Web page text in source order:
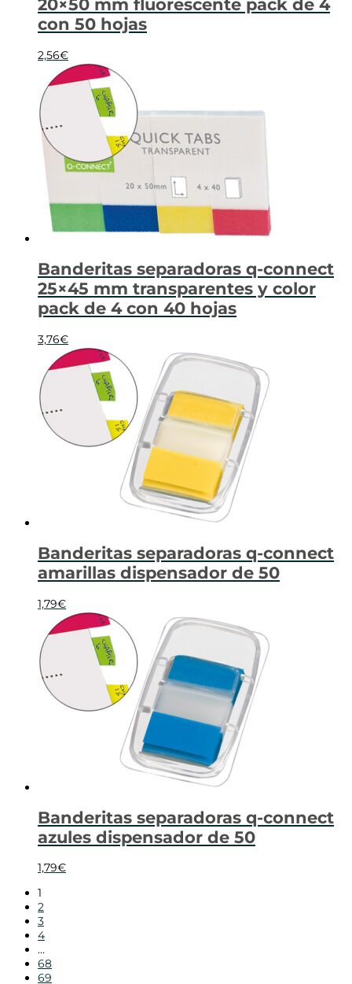
20×50 mm fluorescente pack de 4
con 50 hojas
2,56€
Banderitas separadoras q-connect
25×45 mm transparentes y color
pack de 4 con 40 hojas
3,76€
Banderitas separadoras q-connect
amarillas dispensador de 50
1,79€
Banderitas separadoras q-connect
azules dispensador de 50
1,79€
1
2
3
4
…
68
69